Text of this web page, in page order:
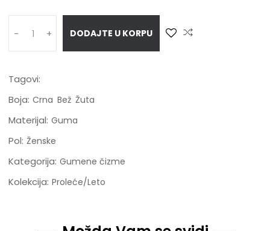
- + DODAJTE U KORPU
Tagovi:
Boja: Crna Bež Žuta
Materijal: Guma
Pol: Ženske
Kategorija: Gumene čizme
Kolekcija: Proleće/Leto